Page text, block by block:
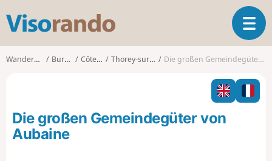
s
o
o
T
o
g
l
n
Wanderungen Burgund Côte-d'Or Thorey-sur-Ouche Die großen Gemeindegüter von Aubaine
Die großen Gemeindegüter von
Aubaine